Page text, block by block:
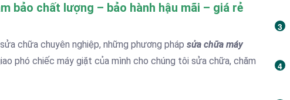
bảo chất lượng – bảo hành hậu mãi – giá rẻ
chữa chuyên nghiệp, những phương pháp sửa chữa máy
phó chiếc máy giặt của mình cho chúng tôi sửa chữa, chăm